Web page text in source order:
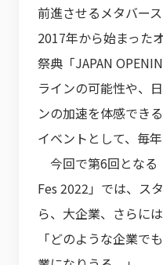
前進させるメタバー
2017年から始まった
祭典「JAPAN
ラインの可能性や、
ンの加速を体感でき
イベントとして、毎
今回で第6回とな
Fes 2022」では、ス
ら、大企業、さらに
「どのような企業で